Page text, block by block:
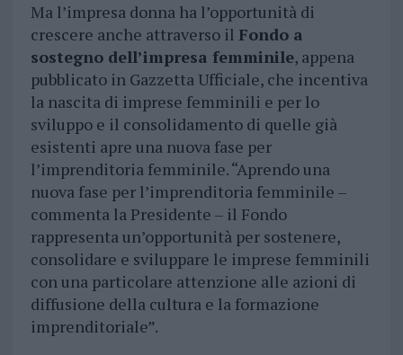
Ma l’impresa donna ha l’opportunità di
crescere anche attraverso il Fondo a
sostegno dell’impresa femminile, appena
pubblicato in Gazzetta Ufficiale, che incentiva
la nascita di imprese femminili e per lo
sviluppo e il consolidamento di quelle già
esistenti apre una nuova fase per
l’imprenditoria femminile. “Aprendo una
nuova fase per l’imprenditoria femminile –
commenta la Presidente – il Fondo
rappresenta un’opportunità per sostenere,
consolidare e sviluppare le imprese femminili
con una particolare attenzione alle azioni di
diffusione della cultura e la formazione
imprenditoriale”.